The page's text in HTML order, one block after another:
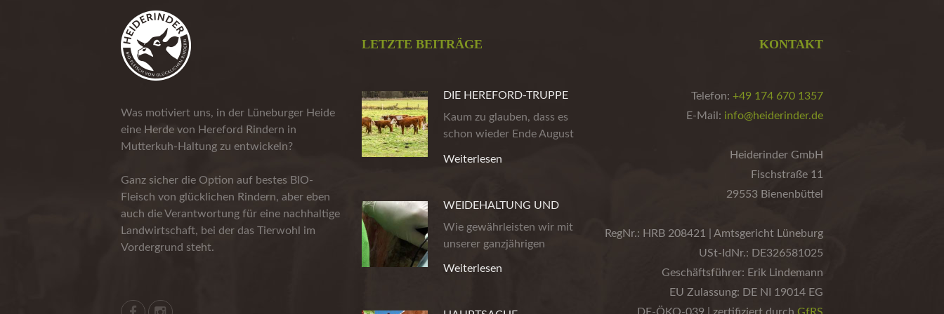
Was motiviert uns, in der Lüneburger Heide
eine Herde von Hereford Rindern in
Mutterkuh-Haltung zu entwickeln?
Ganz sicher die Option auf bestes BIO-
Fleisch von glücklichen Rindern, aber eben
auch die Verantwortung für eine nachhaltige
Landwirtschaft, bei der das Tierwohl im
Vordergrund steht.
LETZTE BEITRÄGE
DIE HEREFORD-TRUPPE
AUS DER HEIDE
Kaum zu glauben, dass es
schon wieder Ende August
Weiterlesen
WEIDEHALTUNG UND
PRODUKTSICHERHEIT
Wie gewährleisten wir mit
unserer ganzjährigen
Weiterlesen
KONTAKT
Telefon: +49 174 670 1357
E-Mail: info@heiderinder.de
Heiderinder GmbH
Fischstraße 11
29553 Bienenbüttel
RegNr.: HRB 208421 | Amtsgericht Lüneburg
USt-IdNr.: DE326581025
Geschäftsführer: Erik Lindemann
EU Zulassung: DE NI 19014 EG